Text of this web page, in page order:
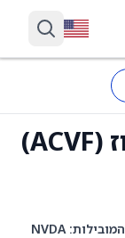
אמריקן קונסרבטיב ואליוז (ACVF)
ACVF היא קרן סל עם 389 אחזקות. בין האחזקות המובילות: NVDA